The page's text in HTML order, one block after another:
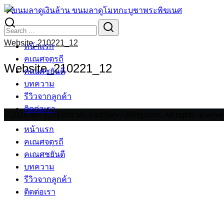
Skip
to
content
หน้าแรก
คเณศจตุรถี
คเณศชยันตี
บทความ
รีวิวจากลูกค้า
ติดต่อเรา
หน้าแรก
คเณศจตุรถี
คเณศชยันตี
บทความ
รีวิวจากลูกค้า
ติดต่อเรา
Search
for:
Website_210221_12
Website_210221_12
©2026 xn--22ck2btca6c6ad0kev7d8etg.com. All rights